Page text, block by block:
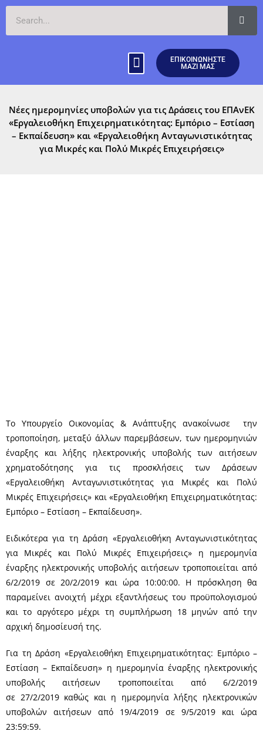
ΕΠΙΚΟΙΝΩΝΗΣΤΕ
ΜΑΖΙ ΜΑΣ
Νέες ημερομηνίες υποβολών για τις Δράσεις του ΕΠΑνΕΚ
«Εργαλειοθήκη Επιχειρηματικότητας: Εμπόριο – Εστίαση
– Εκπαίδευση» και «Εργαλειοθήκη Ανταγωνιστικότητας
για Μικρές και Πολύ Μικρές Επιχειρήσεις»
Το Υπουργείο Οικονομίας & Ανάπτυξης ανακοίνωσε την
τροποποίηση, μεταξύ άλλων παρεμβάσεων, των ημερομηνιών
έναρξης και λήξης ηλεκτρονικής υποβολής των αιτήσεων
χρηματοδότησης για τις προσκλήσεις των Δράσεων
«Εργαλειοθήκη Ανταγωνιστικότητας για Μικρές και Πολύ
Μικρές Επιχειρήσεις» και «Εργαλειοθήκη Επιχειρηματικότητας:
Εμπόριο – Εστίαση – Εκπαίδευση».
Ειδικότερα για τη Δράση «Εργαλειοθήκη Ανταγωνιστικότητας
για Μικρές και Πολύ Μικρές Επιχειρήσεις» η ημερομηνία
έναρξης ηλεκτρονικής υποβολής αιτήσεων τροποποιείται από
6/2/2019 σε 20/2/2019 και ώρα 10:00:00. Η πρόσκληση θα
παραμείνει ανοιχτή μέχρι εξαντλήσεως του προϋπολογισμού
και το αργότερο μέχρι τη συμπλήρωση 18 μηνών από την
αρχική δημοσίευσή της.
Για τη Δράση «Εργαλειοθήκη Επιχειρηματικότητας: Εμπόριο –
Εστίαση – Εκπαίδευση» η ημερομηνία έναρξης ηλεκτρονικής
υποβολής αιτήσεων τροποποιείται από 6/2/2019
σε 27/2/2019 καθώς και η ημερομηνία λήξης ηλεκτρονικών
υποβολών αιτήσεων από 19/4/2019 σε 9/5/2019 και ώρα
23:59:59.